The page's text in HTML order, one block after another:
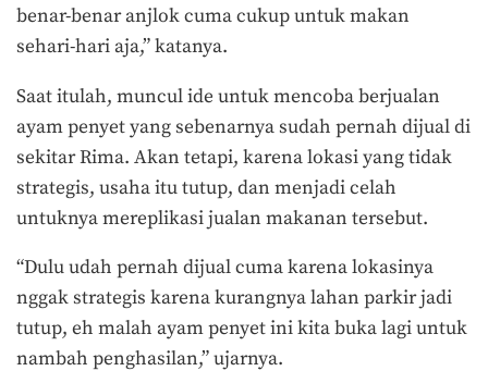
benar-benar anjlok cuma cukup untuk makan
sehari-hari aja,” katanya.
Saat itulah, muncul ide untuk mencoba berjualan
ayam penyet yang sebenarnya sudah pernah dijual di
sekitar Rima. Akan tetapi, karena lokasi yang tidak
strategis, usaha itu tutup, dan menjadi celah
untuknya mereplikasi jualan makanan tersebut.
“Dulu udah pernah dijual cuma karena lokasinya
nggak strategis karena kurangnya lahan parkir jadi
tutup, eh malah ayam penyet ini kita buka lagi untuk
nambah penghasilan,” ujarnya.